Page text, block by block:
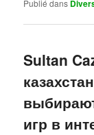
Publié dans
Sultan
игр в